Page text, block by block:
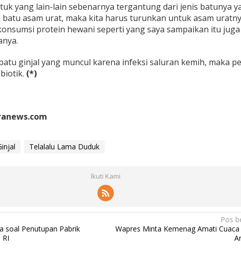
yang lain-lain sebenarnya tergantung dari jenis batunya
asam urat, maka kita harus turunkan untuk asam
protein hewani seperti yang saya sampaikan itu juga
ginjal yang muncul karena infeksi saluran kemih, maka
(*)
Telalalu Lama Duduk
Ikuti Kami
soal Penutupan Pabrik
Pos
Wapres Minta Kemenag Amati Cuaca